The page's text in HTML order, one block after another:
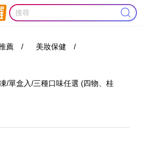
薦 / 美妝保健 /
/單盒入/三種口味任選 (四物、桂